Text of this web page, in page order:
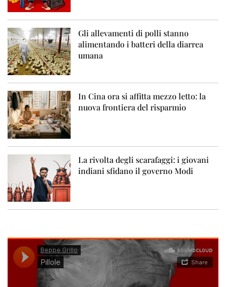
Gli allevamenti di polli stanno
alimentando i batteri della diarrea
umana
In Cina ora si affitta mezzo letto: la
nuova frontiera del risparmio
La rivolta degli scarafaggi: i giovani
indiani sfidano il governo Modi